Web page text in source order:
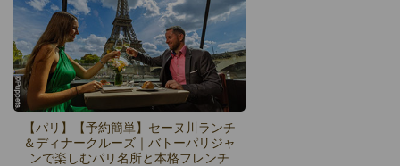
【パリ】【予約簡単】セーヌ川ランチ
＆ディナークルーズ｜バトーパリジャ
ンで楽しむパリ名所と本格フレンチ